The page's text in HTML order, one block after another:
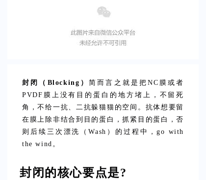
封闭（Blocking）简而言之就是把NC膜或者
PVDF膜上没有目的蛋白的地方堵上，不留死
角，不给一抗、二抗躲猫猫的空间。抗体想要留
在膜上除非结合到目的蛋白，抓紧目的蛋白，否
则后续三次漂洗（Wash）的过程中，go with
the wind。
封闭的核心要点是?